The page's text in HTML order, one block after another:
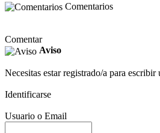
Comentarios
Comentar
Aviso
Necesitas estar registrado/a para escribir
Identificarse
Usuario o Email